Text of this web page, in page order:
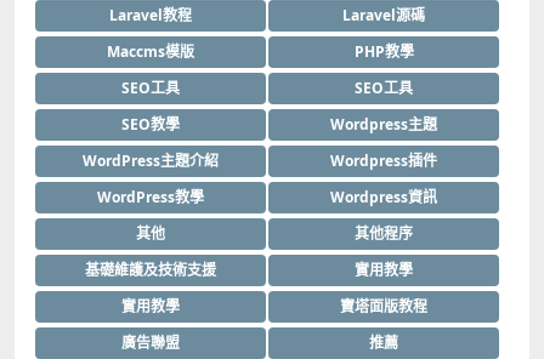
Laravel教程
Laravel源碼
Maccms模版
PHP教學
SEO工具
SEO工具
SEO教學
Wordpress主題
WordPress主題介紹
Wordpress插件
WordPress教學
Wordpress資訊
其他
其他程序
基礎維護及技術支援
實用教學
實用教學
寶塔面版教程
廣告聯盟
推薦